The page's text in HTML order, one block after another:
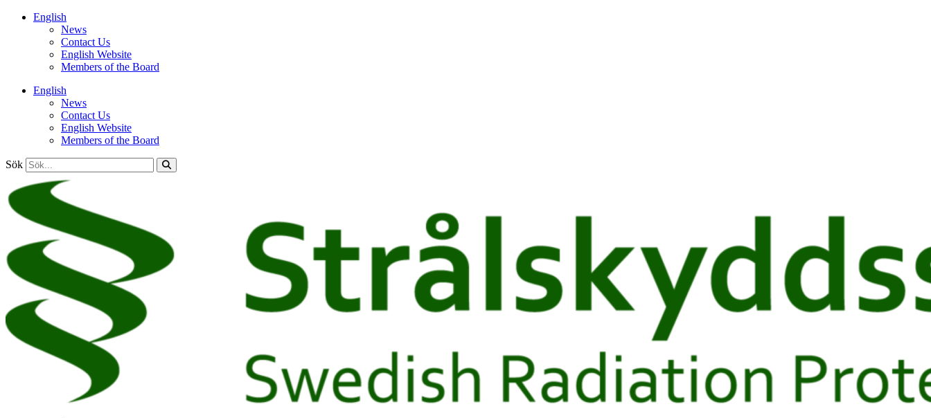
HoppaEnglish
News
Contact Us
English Website
Members of the Board
English
News
Contact Us
English Website
Members of the Board
Sök